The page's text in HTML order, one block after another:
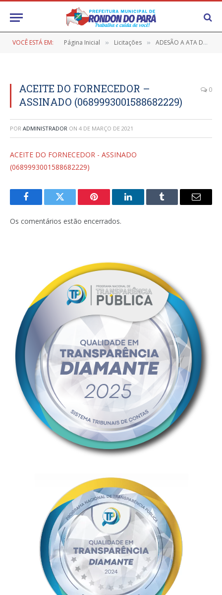
VOCÊ ESTÁ EM: Página Inicial » Licitações » ADESÃO A ATA DE REGISTRO DE PREÇOS Nº A/2020-002-FMS (aquisição de material médico hospitalar)
ACEITE DO FORNECEDOR –
ASSINADO (0689993001588682229)
0
POR ADMINISTRADOR ON 4 DE MARÇO DE 2021
ACEITE DO FORNECEDOR - ASSINADO
(0689993001588682229)
FacebookTwitter Pinterest LinkedInTumblr
E-
Os comentários estão encerrados.